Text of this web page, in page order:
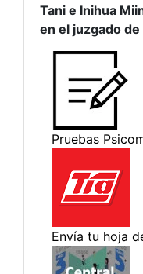
Tani e Inihua
en el juzgado de